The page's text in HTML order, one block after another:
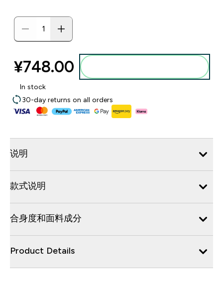
¥748.00‎
In stock
30-day returns on all orders
说明
款式说明
合身度和面料成分
Product Details